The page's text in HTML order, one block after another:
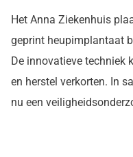
Het Anna Ziekenhuis
geprint heupimplantaat
De innovatieve techniek
en herstel verkorten. In
nu een